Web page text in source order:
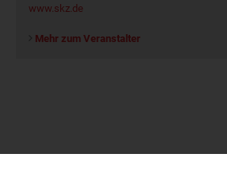
www.skz.de
Mehr zum Veranstalter